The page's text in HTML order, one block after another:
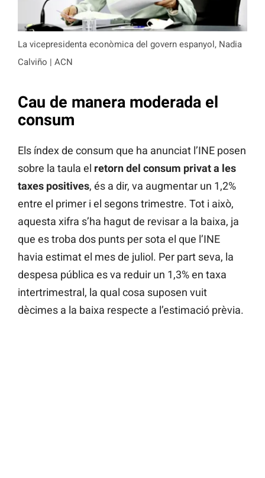
La vicepresidenta econòmica del govern espanyol, Nadia
Calviño | ACN
Cau de manera moderada el
consum
Els índex de consum que ha anunciat l’INE posen
sobre la taula el retorn del consum privat a les
taxes positives, és a dir, va augmentar un 1,2%
entre el primer i el segons trimestre. Tot i això,
aquesta xifra s’ha hagut de revisar a la baixa, ja
que es troba dos punts per sota el que l’INE
havia estimat el mes de juliol. Per part seva, la
despesa pública es va reduir un 1,3% en taxa
intertrimestral, la qual cosa suposen vuit
dècimes a la baixa respecte a l’estimació prèvia.